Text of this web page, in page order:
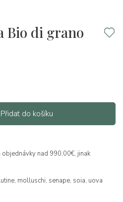
Bio di grano
Přidat do košíku
nad 990,00€, jinak
molluschi, senape, soia, uova